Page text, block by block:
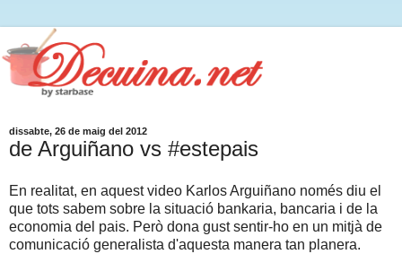
dissabte, 26 de maig del 2012
de Arguiñano vs #estepais
En realitat, en aquest video Karlos Arguiñano només diu el
que tots sabem sobre la situació bankaria, bancaria i de la
economia del pais. Però dona gust sentir-ho en un mitjà de
comunicació generalista d'aquesta manera tan planera.